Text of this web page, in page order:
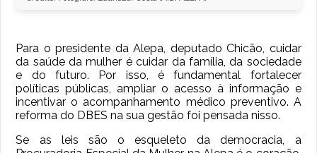
Para o presidente da Alepa, deputado Chicão, cuidar
da saúde da mulher é cuidar da família, da sociedade
e do futuro. Por isso, é fundamental fortalecer
políticas públicas, ampliar o acesso à informação e
incentivar o acompanhamento médico preventivo. A
reforma do DBES na sua gestão foi pensada nisso.
Se as leis são o esqueleto da democracia, a